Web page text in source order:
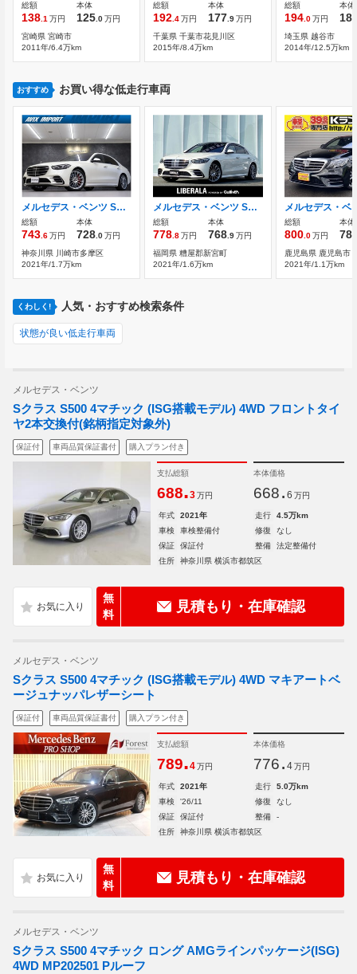
総額
138 .1 万円
本体
125 .0万円
宮崎県 宮崎市
2011年/6.4万km
総額
192 .4万円
本体
177 .9万円
千葉県 千葉市花見川区
2015年/8.4万km
総額
194 .0万円
本体
埼玉県 越谷市
2014年/12.5万km
おすすめ お買い得な低走行車両
メルセデス・ベンツ Sクラス S400 d 4マチック AMGライン ディーゼルターボ 4WD レザ-EXC＆ベーシックPKG 3Dコックピッドデ
総額
743.6万円
本体
728.0万円
神奈川県 川崎市多摩区
2021年/1.7万km
メルセデス・ベンツ Sクラス S400 d 4マチック AMGライン ディーゼルターボ 4WD 1オーナー パノラマSR RSP ACC HUD
総額
778.8万円
本体
768.9万円
福岡県 糟屋郡新宮町
2021年/1.6万km
総額
800.0万円
本体
鹿児島県 鹿児島市
2021年/1.1万km
くわしく! 人気・おすすめ検索条件
状態が良い低走行車両
メルセデス・ベンツ
Sクラス S500 4マチック (ISG搭載モデル) 4WD フロントタイ
ヤ2本交換付(銘柄指定対象外)
保証付 車両品質保証書付 購入プラン付き
支払総額
688.3 万円
本体価格
668. 6 万円
年式 2021年 走行
4.5万km
車検
車検整備付 修復
なし
保証
保証付 整備
法定整備付
住所
神奈川県 横浜市都筑区
無
料
見積もり・在庫確認
メルセデス・ベンツ
Sクラス S500 4マチック (ISG搭載モデル) 4WD マキアートベ
ージュナッパレザーシート
保証付 車両品質保証書付 購入プラン付き
支払総額
789.4 万円
本体価格
776. 4 万円
年式 2021年 走行
5.0万km
車検
'26/11 修復
なし
保証
保証付 整備
-
住所
神奈川県 横浜市都筑区
無
料
見積もり・在庫確認
メルセデス・ベンツ
Sクラス S500 4マチック ロング AMGラインパッケージ(ISG)
4WD MP202501 Pルーフ